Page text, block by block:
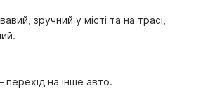
зручний у місті та на трасі,
на інше авто.